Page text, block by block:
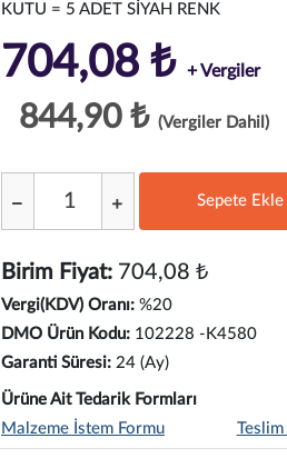
KUTU = 5 ADET SİYAH RENK
704,08 ₺ + Vergiler
844,90 ₺ (Vergiler Dahil)
Sepete Ekle
Birim Fiyat: 704,08 ₺
Vergi(KDV) Oranı: %20
DMO Ürün Kodu: 102228 -K4580
Garanti Süresi: 24 (Ay)
Ürüne Ait Tedarik Formları
Malzeme İstem Formu
Teslim